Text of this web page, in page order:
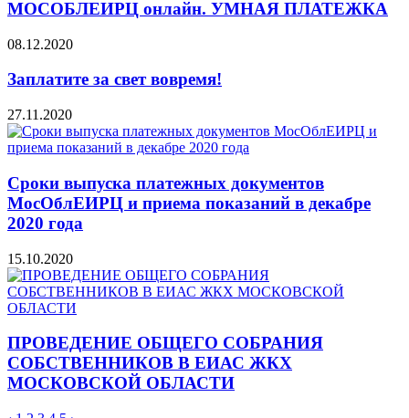
МОСОБЛЕИРЦ онлайн. УМНАЯ ПЛАТЕЖКА
08.12.2020
Заплатите за свет вовремя!
27.11.2020
Сроки выпуска платежных документов
МосОблЕИРЦ и приема показаний в декабре
2020 года
15.10.2020
ПРОВЕДЕНИЕ ОБЩЕГО СОБРАНИЯ
СОБСТВЕННИКОВ В ЕИАС ЖКХ
МОСКОВСКОЙ ОБЛАСТИ